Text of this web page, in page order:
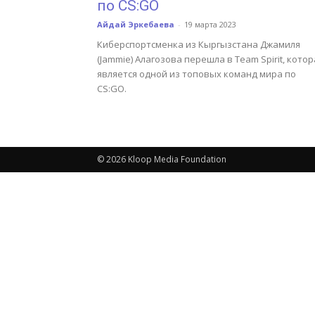
по CS:GO
Айдай Эркебаева - 19 марта 2023
Киберспортсменка из Кыргызстана Джамиля
(Jammie) Алагозова перешла в Team Spirit,
является одной из топовых команд мира по
CS:GO.
© 2026 Kloop Media Foundation